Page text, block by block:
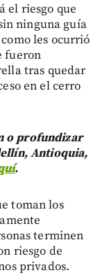
el riesgo que
ninguna guía
les ocurrió
fueron
tras quedar
en el cerro
o profundizar
Antioquia,
.
toman los
terminen
riesgo de
privados.